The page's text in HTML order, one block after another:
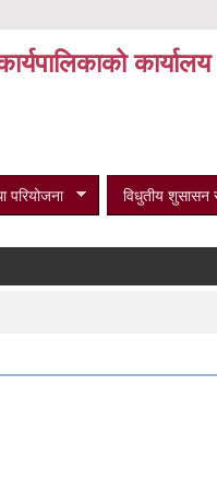
कार्यालय
परियोजना विधुतीय शुसासन